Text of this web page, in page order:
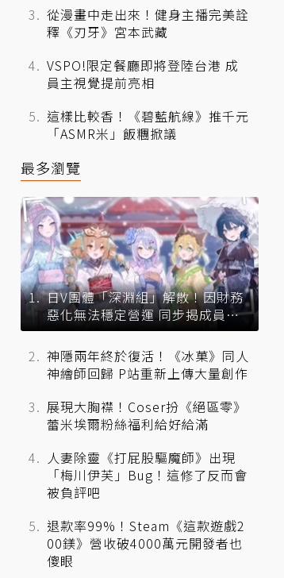
從漫畫中走出來！健身主播完美詮
釋《刃牙》宮本武藏
VSPO!限定餐廳即將登陸台港 成
員主視覺提前亮相
這樣比較香！《碧藍航線》推千元
「ASMR米」飯糰掀議
最多瀏覽
日V團體「深淵組」解散！因財務
惡化無法穩定營運 同步揭成員未
來去向
神隱兩年終於復活！《冰菓》同人
神繪師回歸 P站重新上傳大量創作
展現大胸襟！Coser扮《絕區零》
蕾米埃爾粉絲福利給好給滿
人妻除靈《打屁股驅魔師》出現
「梅川伊芙」Bug！這修了反而會
被負評吧
退款率99%！Steam《這款遊戲2
00鎂》營收破4000萬元開發者也
傻眼